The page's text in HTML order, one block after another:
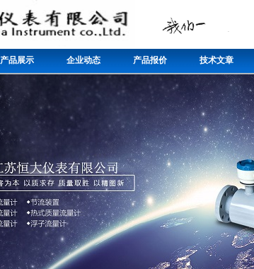
产品展示 企业动态 产品报价 技术文章